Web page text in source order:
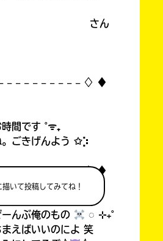
描いて投稿してみてね！
ん
𓐄 𓐄 𓐄 𓐄 𓐄 𓐄 𓐄 𓐄 ♢ ♦︎
間です ˚ᯤ₊
。ごきげんよう ✩⡱
𓐄 𓐄 𓐄 𓐄 𓐄 𓐄 𓐄 𓐄 ♢ ♦︎
んぶ俺のもの
◌ ⊹₊˚
えばいいのによ 笑